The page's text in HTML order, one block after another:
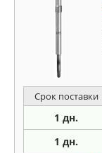
Срок поставки
1 дн.
1 дн.